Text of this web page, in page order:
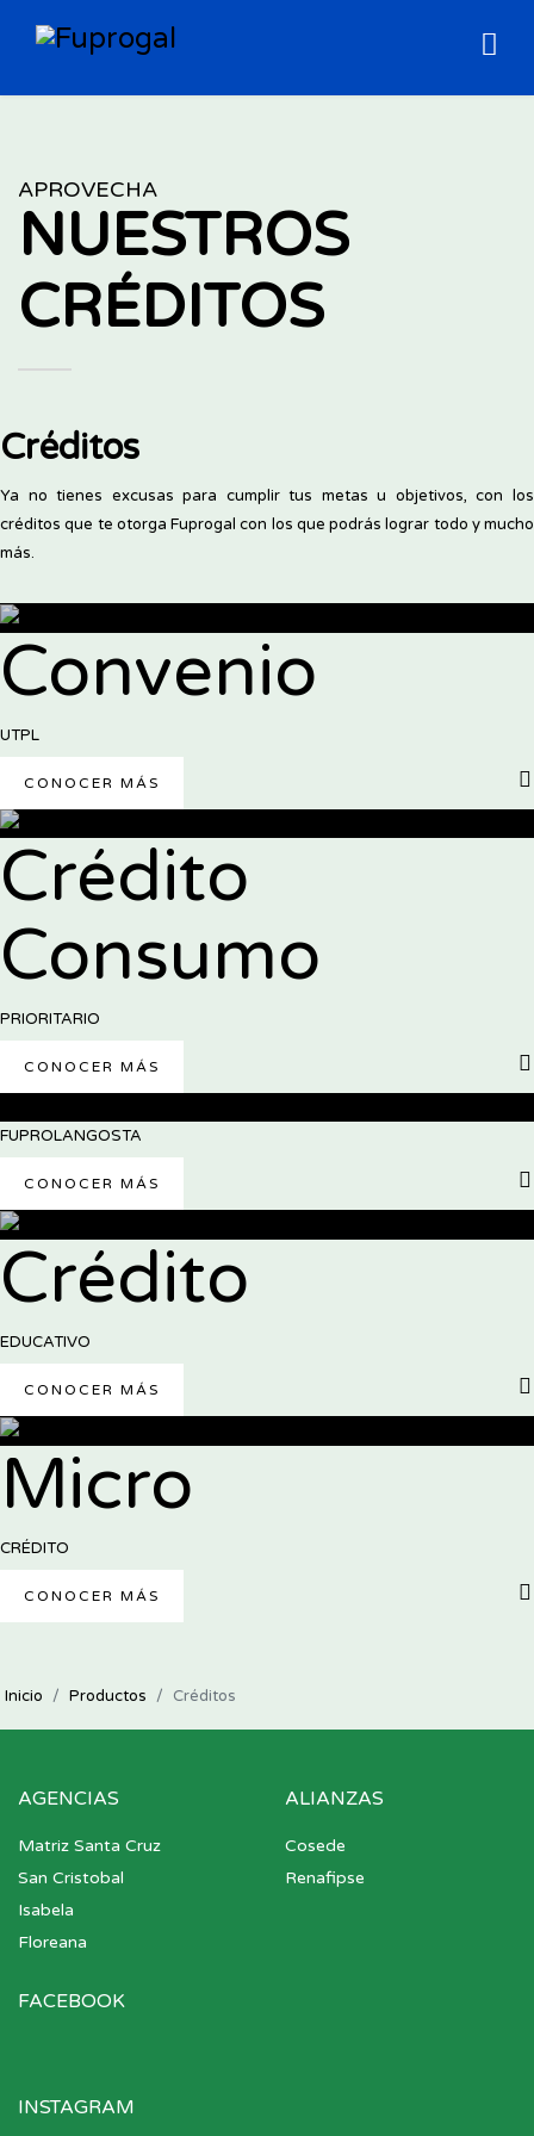
APROVECHA
NUESTROS
CRÉDITOS
Créditos
Ya no tienes excusas para cumplir tus metas u objetivos, con los
créditos que te otorga Fuprogal con los que podrás lograr todo y mucho
más.
Convenio
UTPL
CONOCER MÁS
Crédito
Consumo
PRIORITARIO
CONOCER MÁS
FUPROLANGOSTA
CONOCER MÁS
Crédito
EDUCATIVO
CONOCER MÁS
Micro
CRÉDITO
CONOCER MÁS
Inicio Productos Créditos
AGENCIAS
Matriz Santa Cruz
San Cristobal
Isabela
Floreana
ALIANZAS
Cosede
Renafipse
FACEBOOK
INSTAGRAM